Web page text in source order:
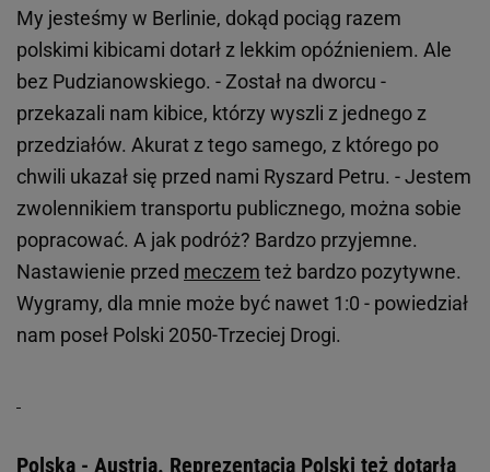
My jesteśmy w Berlinie, dokąd pociąg razem
polskimi kibicami dotarł z lekkim opóźnieniem. Ale
bez Pudzianowskiego. - Został na dworcu -
przekazali nam kibice, którzy wyszli z jednego z
przedziałów. Akurat z tego samego, z którego po
chwili ukazał się przed nami Ryszard Petru. - Jestem
zwolennikiem transportu publicznego, można sobie
popracować. A jak podróż? Bardzo przyjemne.
Nastawienie przed meczem też bardzo pozytywne.
Wygramy, dla mnie może być nawet 1:0 - powiedział
nam poseł Polski 2050-Trzeciej Drogi.
Polska - Austria. Reprezentacja Polski też dotarła